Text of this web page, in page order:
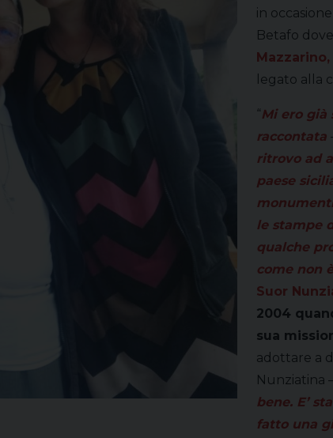
in
Betafo
legato alla
“Mi ero già
raccontata
ritrovo ad
paese
le stampe
qualche
come non
Suor
2004
sua
adottare a
Nunziatina
bene. E’
fatto una